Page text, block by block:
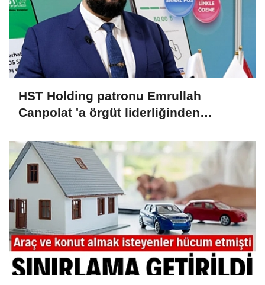
HST Holding patronu Emrullah
Canpolat 'a örgüt liderliğinden
malvarlığına el konuldu